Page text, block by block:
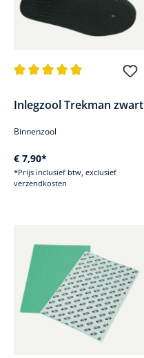
Inlegzool Trekman zwart
Binnenzool
€ 7,90*
*Prijs inclusief btw, exclusief
verzendkosten